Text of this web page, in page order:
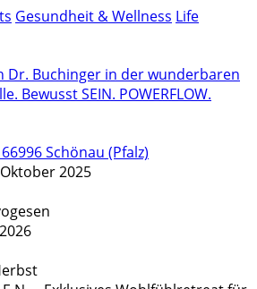
Gesundheit & Wellness Life
Dr. Buchinger in der wunderbaren
Bewusst SEIN. POWERFLOW.
Schönau (Pfalz)
2025